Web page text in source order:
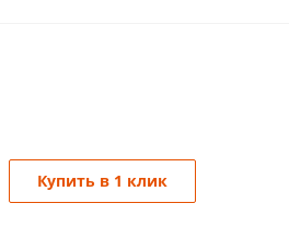
Купить в 1 клик